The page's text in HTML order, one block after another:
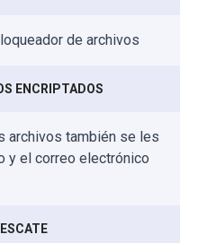
de archivos
ENCRIPTADOS
archivos también se les
y el correo electrónico